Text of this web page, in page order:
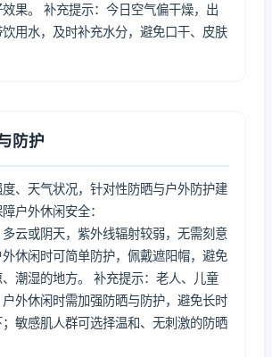
果。 补充提示：今日空气偏干燥，出
用水，及时补充水分，避免口干、皮肤
防护
、天气状况，针对性防晒与户外防护建
户外休闲安全：
云或阴天，紫外线辐射较弱，无需刻意
休闲时可简单防护，佩戴遮阳帽，避免
潮湿的地方。 补充提示：老人、儿童
外休闲时需加强防晒与防护，避免长时
敏感肌人群可选择温和、无刺激的防晒